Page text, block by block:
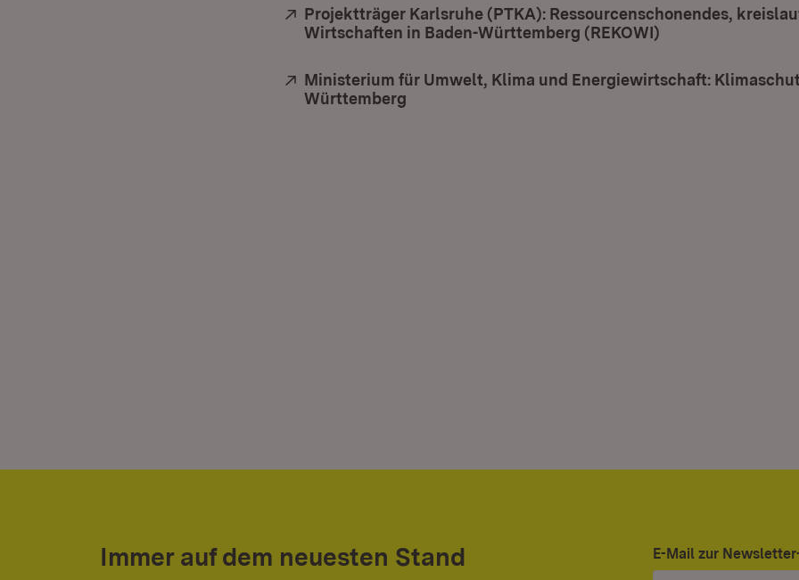
Extern:
Projektträger Karlsruhe (PTKA): Ressourcenschonendes,
Wirtschaften in Baden-Württemberg (REKOWI)
Extern:
Ministerium für Umwelt, Klima und Energiewirtschaft:
Württemberg
Immer auf dem neuesten Stand E-Mail zur